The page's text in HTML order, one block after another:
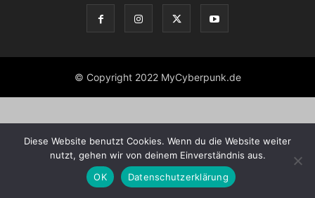
© Copyright 2022 MyCyberpunk.de
Diese Website benutzt Cookies. Wenn du die Website weiter
nutzt, gehen wir von deinem Einverständnis aus.
OK
Datenschutzerklärung